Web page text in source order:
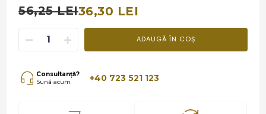
56,25 LEI36,30 LEI
ADAUGĂ ÎN COȘ
Consultanță?
Sună acum
+40 723 521 123